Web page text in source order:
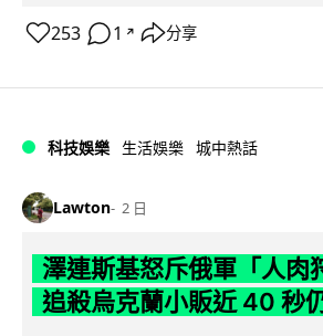
253 1 ↗ 分享
科技娛樂 生活娛樂 城中熱話
Lawton 2 日
澤連斯基怒斥俄軍「人肉
追殺烏克蘭小販近 40 秒